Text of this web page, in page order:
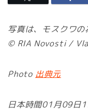
写真は、モスクワ
© RIA Novosti /
Photo 出典元
日本時間01月09日